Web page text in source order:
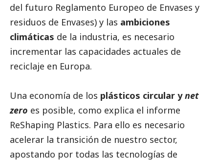
del futuro Reglamento Europeo de Envases y
residuos de Envases) y las ambiciones
climáticas de la industria, es necesario
incrementar las capacidades actuales de
reciclaje en Europa.
Una economía de los plásticos circular ynet
zero es posible, como explica el informe
ReShaping Plastics. Para ello es necesario
acelerar la transición de nuestro sector,
apostando por todas las tecnologías de